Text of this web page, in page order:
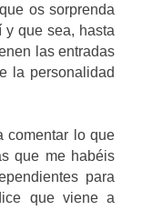
os sorprenda
y que sea, hasta
las entradas
la personalidad
comentar lo que
que me habéis
para
que viene a